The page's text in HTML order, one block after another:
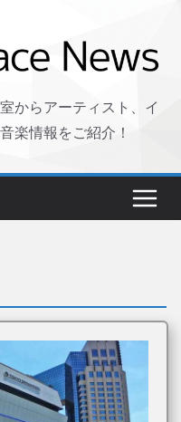
からアーティスト、イ
楽情報をご紹介！